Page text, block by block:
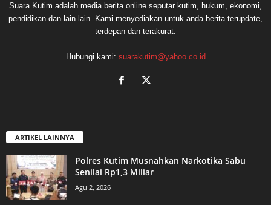
Suara Kutim adalah media berita online seputar kutim, hukum, ekonomi,
pendidikan dan lain-lain. Kami menyediakan untuk anda berita terupdate,
terdepan dan terakurat.
Hubungi kami: suarakutim@yahoo.co.id
ARTIKEL LAINNYA
Polres Kutim Musnahkan Narkotika Sabu
Senilai Rp1,3 Miliar
Agu 2, 2026